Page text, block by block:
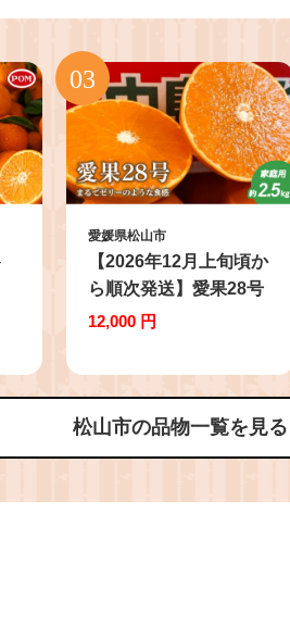
愛媛県松山市
【2026年12月上旬頃か
ら順次発送】愛果28号
(紅まどんな と同品種)
品種 果物 くだもの 柑
橘 みかん あいか 愛果
人気 愛媛県 松山 田村
12,000 円
松山市の品物一覧を見る